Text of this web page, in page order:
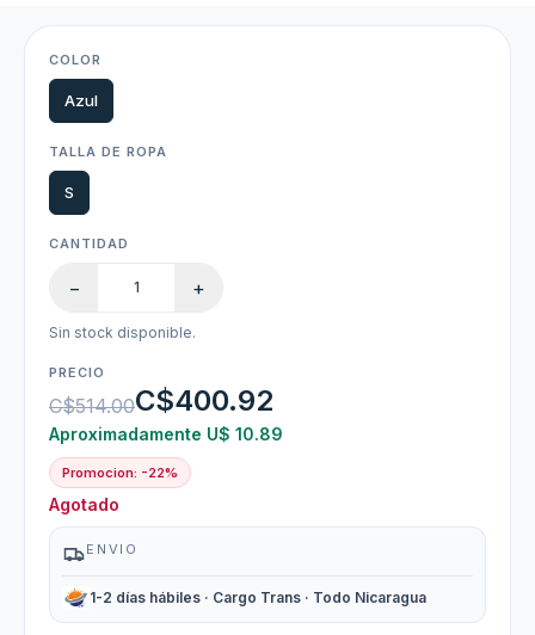
PRECIO
C$514.00C$400.92
Aproximadamente U$ 10.89
Promocion: -22%
Agotado
ENVIO
1-2 días hábiles · Cargo Trans · Todo Nicaragua
COLOR
Azul
TALLA DE ROPA
S
CANTIDAD
− +
Sin stock disponible.